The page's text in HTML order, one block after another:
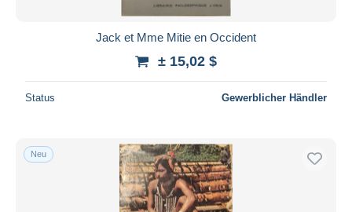
Jack et Mme Mitie en Occident
± 15,02 $
Status Gewerblicher Händler
Neu